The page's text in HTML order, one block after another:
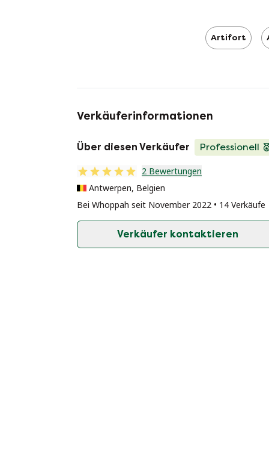
Artifort
Verkäuferinformationen
Über diesen Verkäufer Professionell
2 Bewertungen
Antwerpen, Belgien
Bei Whoppah seit November 2022 • 14 Verkäufe
Verkäufer kontaktieren